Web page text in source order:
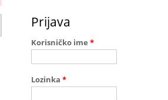
Prijava
Korisničko ime *
Lozinka *